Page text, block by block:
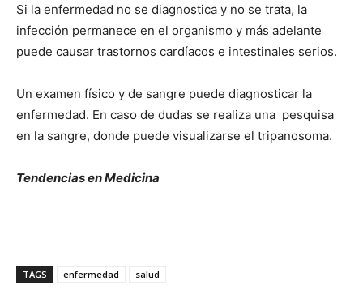
Si la enfermedad no se diagnostica y no se trata, la
infección permanece en el organismo y más adelante
puede causar trastornos cardíacos e intestinales serios.
Un examen físico y de sangre puede diagnosticar la
enfermedad. En caso de dudas se realiza una pesquisa
en la sangre, donde puede visualizarse el tripanosoma.
Tendencias en Medicina
TAGS enfermedad salud